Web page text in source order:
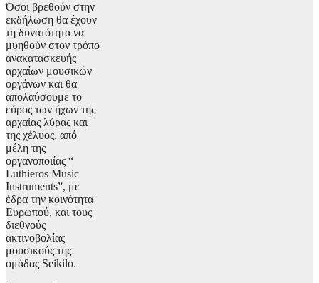
Όσοι βρεθούν στην
εκδήλωση θα έχουν
τη δυνατότητα να
μυηθούν στον τρόπο
ανακατασκευής
αρχαίων μουσικών
οργάνων και θα
απολαύσουμε το
εύρος των ήχων της
αρχαίας λύρας και
της χέλυος, από
μέλη της
οργανοποιίας “
Luthieros Music
Instruments”, με
έδρα την κοινότητα
Ευρωπού, και τους
διεθνούς
ακτινοβολίας
μουσικούς της
ομάδας Seikilo.